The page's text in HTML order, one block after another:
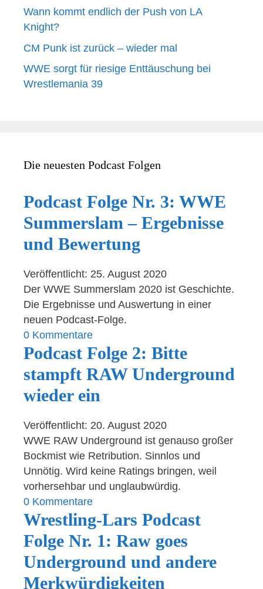
Wann kommt endlich der Push von LA
Knight?
CM Punk ist zurück – wieder mal
WWE sorgt für riesige Enttäuschung bei
Wrestlemania 39
Die neuesten Podcast Folgen
Podcast Folge Nr. 3: WWE
Summerslam – Ergebnisse
und Bewertung
Veröffentlicht: 25. August 2020
Der WWE Summerslam 2020 ist Geschichte.
Die Ergebnisse und Auswertung in einer
neuen Podcast-Folge.
0 Kommentare
Podcast Folge 2: Bitte
stampft RAW Underground
wieder ein
Veröffentlicht: 20. August 2020
WWE RAW Underground ist genauso großer
Bockmist wie Retribution. Sinnlos und
Unnötig. Wird keine Ratings bringen, weil
vorhersehbar und unglaubwürdig.
0 Kommentare
Wrestling-Lars Podcast
Folge Nr. 1: Raw goes
Underground und andere
Merkwürdigkeiten